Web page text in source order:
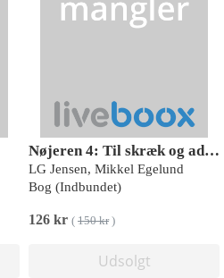
Nøjeren 4: Til skræk og advarsel
LG Jensen, Mikkel Egelund
Bog (Indbundet)
126 kr ( 150 kr)
Udsolgt